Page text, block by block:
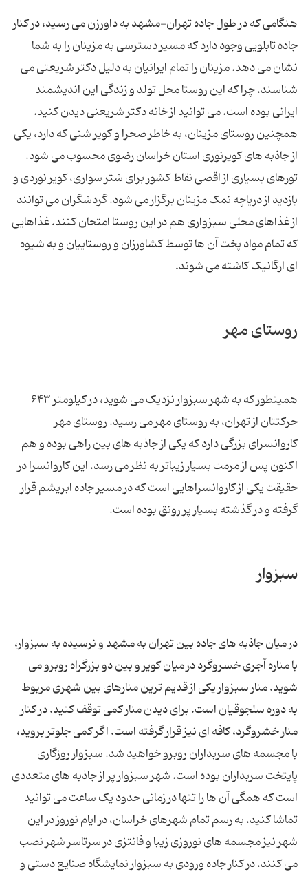
هنگامی که در طول جاده تهران-مشهد به داورزن می رسید، در کنار
جاده تابلویی وجود دارد که مسیر دسترسی به مزینان را به شما
نشان می دهد. مزینان را تمام ایرانیان به دلیل دکتر شریعتی می
شناسند. چرا که این روستا محل تولد و زندگی این اندیشمند
ایرانی بوده است. می توانید از خانه دکتر شریعنی دیدن کنید.
همچنین روستای مزینان، به خاطر صحرا و کویر شنی که دارد، یکی
از جاذبه های کویرنوری استان خراسان رضوی محسوب می شود.
تورهای بسیاری از اقصی نقاط کشور برای شتر سواری، کویر نوردی و
بازدید از دریاچه نمک مزینان برگزار می شود. گردشگران می توانند
از غذاهای محلی سبزواری هم در این روستا امتحان کنند. غذاهایی
که تمام مواد پخت آن ها توسط کشاورزان و روستاییان و به شیوه
ای ارگانیک کاشته می شوند.
روستای مهر
همینطور که به شهر سبزوار نزدیک می شوید، در کیلومتر ۶۴۳
حرکتتان از تهران، به روستای مهر می رسید. روستای مهر
کاروانسرای بزرگی دارد که یکی از جاذبه های بین راهی بوده و هم
اکنون پس از مرمت بسیار زیباتر به نظر می رسد. این کاروانسرا در
حقیقت یکی از کاروانسراهایی است که در مسیر جاده ابریشم قرار
گرفته و در گذشته بسیار پر رونق بوده است.
سبزوار
در میان جاذبه های جاده بین تهران به مشهد و نرسیده به سبزوار،
با مناره آجری خسروگرد در میان کویر و بین دو بزرگراه روبرو می
شوید. منار سبزوار یکی از قدیم ترین منارهای بین شهری مربوط
به دوره سلجوقیان است. برای دیدن منار کمی توقف کنید. در کنار
منار خشروگرد، کافه ای نیز قرار گرفته است. اگر کمی جلوتر بروید،
با مجسمه های سربداران روبرو خواهید شد. سبزوار روزگاری
پایتخت سربداران بوده است. شهر سبزوار پر از جاذبه های متعددی
است که همگی آن ها را تنها در زمانی حدود یک ساعت می توانید
تماشا کنید. به رسم تمام شهرهای خراسان، در ایام نوروز در این
شهر نیز مجسمه های نوروزی زیبا و فانتزی در سرتاسر شهر نصب
می کنند. در کنار جاده ورودی به سبزوار نمایشگاه صنایع دستی و